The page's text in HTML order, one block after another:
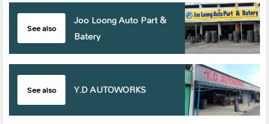
See also
Joo Loong Auto Part &
Batery
See also Y.D AUTOWORKS